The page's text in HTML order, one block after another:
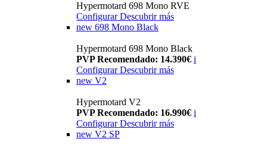
Hypermotard 698 Mono RVE
Configurar Descubrir más
new 698 Mono Black
Hypermotard 698 Mono Black
PVP Recomendado: 14.390€ i
Configurar Descubrir más
new V2
Hypermotard V2
PVP Recomendado: 16.990€ i
Configurar Descubrir más
new V2 SP